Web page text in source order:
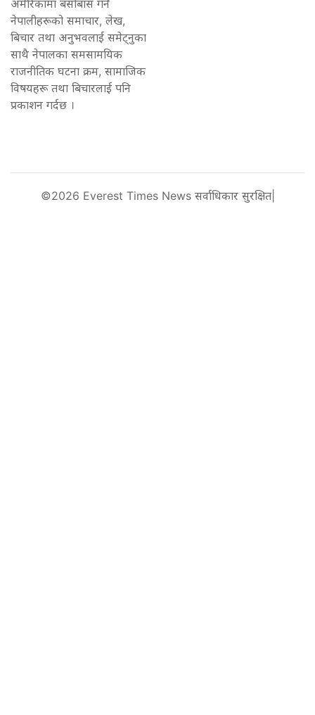
अमेरिकामा बसोबास गर्ने
नेपालीहरूको समाचार, लेख,
बिचार तथा अनुभवलाई समेट्नुका
साथै नेपालका समसामयिक
राजनीतिक घटना क्रम, सामाजिक
विषयहरू तथा बिचारलाई पनि
प्रकाशन गर्दछ ।
©2026 Everest Times News सर्वाधिकार सुरक्षित|